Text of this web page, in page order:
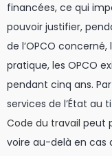
financées, ce qui
pouvoir justifier,
de l’OPCO
pratique, les OPCO
pendant cinq ans.
services de l’État au
Code du travail peut
voire au-delà en